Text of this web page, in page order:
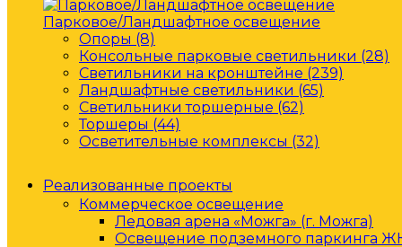
Парковое/Ландшафтное освещение
Опоры (8)
Консольные парковые светильники (28)
Светильники на кронштейне (239)
Ландшафтные светильники (65)
Светильники торшерные (62)
Торшеры (44)
Осветительные комплексы (32)
Реализованные проекты
Коммерческое освещение
Ледовая арена «Можга» (г. Можга)
Освещение подземного паркинга